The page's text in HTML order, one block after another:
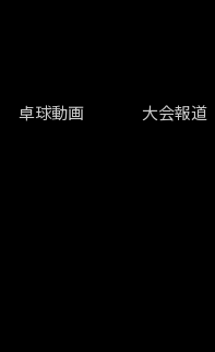
卓球動画 大会報道